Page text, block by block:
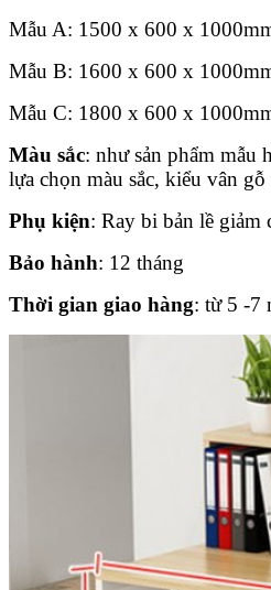
Mẫu A: 1500 x 600 x
Mẫu B: 1600 x 600 x
Mẫu C: 1800 x 600 x
Màu sắc: như sản phẩm mẫu
lựa chọn màu sắc, kiểu vân
Phụ kiện: Ray bi bản lề giảm
Bảo hành: 12 tháng
Thời gian giao hàng: từ 5 -7